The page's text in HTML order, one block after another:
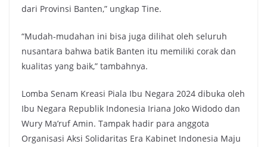
dari Provinsi Banten,” ungkap Tine.
“Mudah-mudahan ini bisa juga dilihat oleh seluruh
nusantara bahwa batik Banten itu memiliki corak dan
kualitas yang baik,” tambahnya.
Lomba Senam Kreasi Piala Ibu Negara 2024 dibuka oleh
Ibu Negara Republik Indonesia Iriana Joko Widodo dan
Wury Ma’ruf Amin. Tampak hadir para anggota
Organisasi Aksi Solidaritas Era Kabinet Indonesia Maju